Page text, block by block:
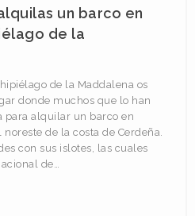
un barco en
de la
de la Maddalena os
donde muchos que lo han
para alquilar un barco en
de la costa de Cerdeña.
con sus islotes, las cuales
de…